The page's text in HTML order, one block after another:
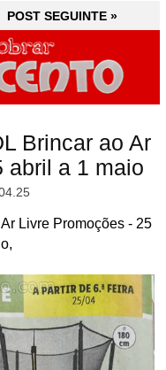
POST SEGUINTE »
Brincar ao Ar
abril a 1 maio
Livre Promoções - 25
POST SEGUINTE »